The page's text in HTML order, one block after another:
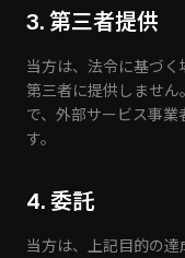
3. 第三者提供
当方は、法令に基づ
第三者に提供しませ
で、外部サービス事
す。
4. 委託
当方は、上記目的の